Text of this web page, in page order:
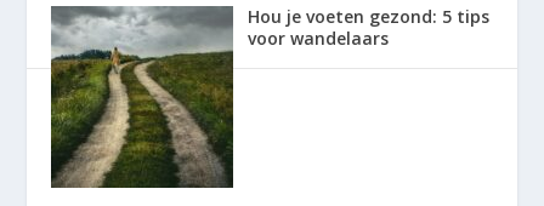
Hou je voeten gezond: 5 tips
voor wandelaars